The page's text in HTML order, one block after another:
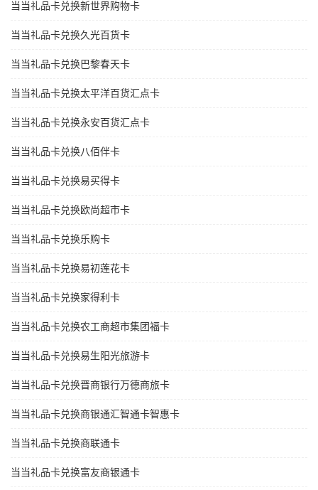
当当礼品卡兑换新世界购物卡
当当礼品卡兑换久光百货卡
当当礼品卡兑换巴黎春天卡
当当礼品卡兑换太平洋百货汇点卡
当当礼品卡兑换永安百货汇点卡
当当礼品卡兑换八佰伴卡
当当礼品卡兑换易买得卡
当当礼品卡兑换欧尚超市卡
当当礼品卡兑换乐购卡
当当礼品卡兑换易初莲花卡
当当礼品卡兑换家得利卡
当当礼品卡兑换农工商超市集团福卡
当当礼品卡兑换易生阳光旅游卡
当当礼品卡兑换晋商银行万德商旅卡
当当礼品卡兑换商银通汇智通卡智惠卡
当当礼品卡兑换商联通卡
当当礼品卡兑换富友商银通卡